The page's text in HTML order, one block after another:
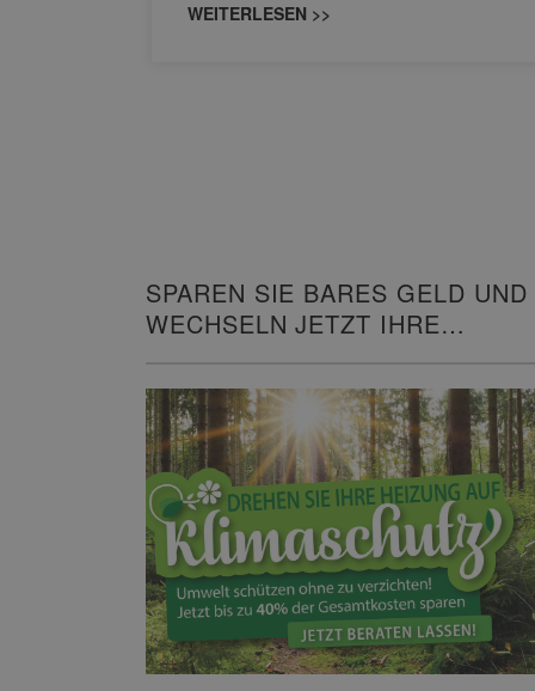
WEITERLESEN >>
SPAREN SIE BARES GELD UND
WECHSELN JETZT IHRE